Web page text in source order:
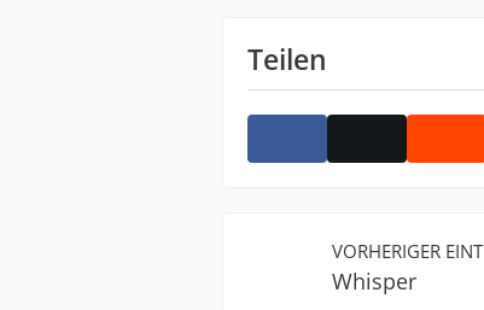
Teilen
VORHERIGER
Whisper